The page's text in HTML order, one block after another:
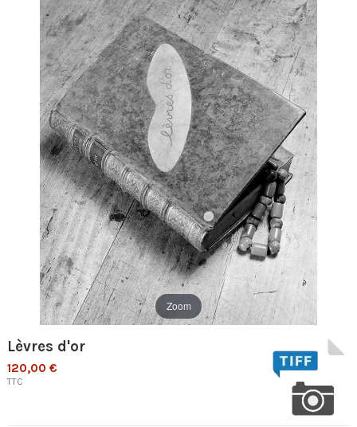
Zoom
Lèvres d'or
120,00 €
TTC